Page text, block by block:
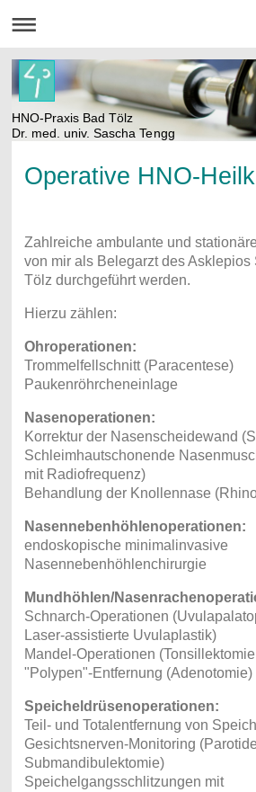
HNO-Praxis Bad Tölz
Dr. med. univ. Sascha Tengg
Operative HNO-
Zahlreiche ambulante und
von mir als Belegarzt des Asklepios
Tölz durchgeführt werden.
Hierzu zählen:
Ohroperationen:
Trommelfellschnitt (Paracentese)
Paukenröhrcheneinlage
Nasenoperationen:
Korrektur der Nasenscheidewand
Schleimhautschonende
mit Radiofrequenz)
Behandlung der Knollennase
Nasennebenhöhlenoperationen:
endoskopische minimalinvasive
Nasennebenhöhlenchirurgie
Mundhöhlen/
Schnarch-Operationen
Laser-assistierte Uvulaplastik)
Mandel-Operationen
"Polypen"-Entfernung (Adenotomie)
Speicheldrüsenoperationen:
Teil- und Totalentfernung von
Gesichtsnerven-Monitoring
Submandibulektomie)
Speichelgangsschlitzungen mit